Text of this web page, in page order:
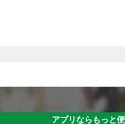
アプリならもっと